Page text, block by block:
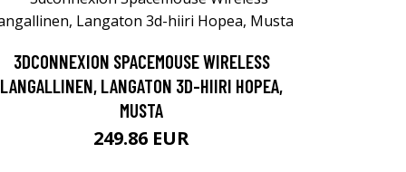
3DCONNEXION SPACEMOUSE WIRELESS
LANGALLINEN, LANGATON 3D-HIIRI HOPEA,
MUSTA
249.86 EUR